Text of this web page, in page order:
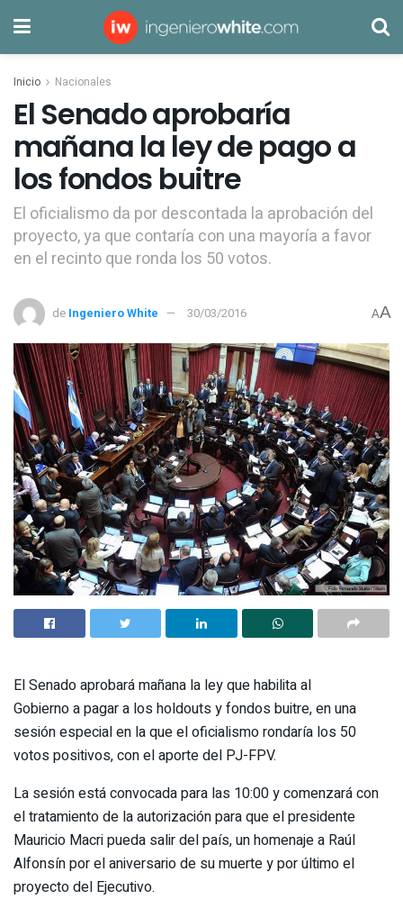
Inicio Nacionales
El Senado aprobaría
mañana la ley de pago a
los fondos buitre
El oficialismo da por descontada la aprobación del
proyecto, ya que contaría con una mayoría a favor
en el recinto que ronda los 50 votos.
de Ingeniero White 30/03/2016 AA
El Senado aprobará mañana la ley que habilita al
Gobierno a pagar a los holdouts y fondos buitre, en una
sesión especial en la que el oficialismo rondaría los 50
votos positivos, con el aporte del PJ-FPV.
La sesión está convocada para las 10:00 y comenzará con
el tratamiento de la autorización para que el presidente
Mauricio Macri pueda salir del país, un homenaje a Raúl
Alfonsín por el aniversario de su muerte y por último el
proyecto del Ejecutivo.